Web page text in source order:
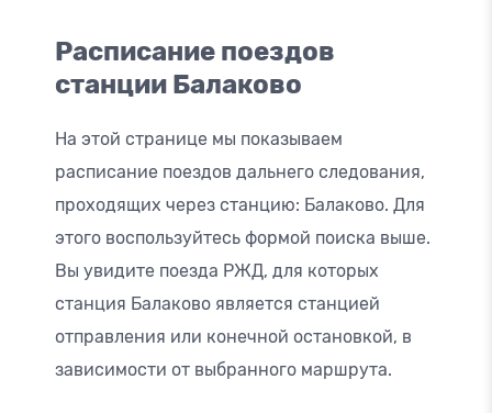
Расписание поездов
станции Балаково
На этой странице мы показываем
расписание поездов дальнего следования,
проходящих через станцию: Балаково. Для
этого воспользуйтесь формой поиска выше.
Вы увидите поезда РЖД, для которых
станция Балаково является станцией
отправления или конечной остановкой, в
зависимости от выбранного маршрута.